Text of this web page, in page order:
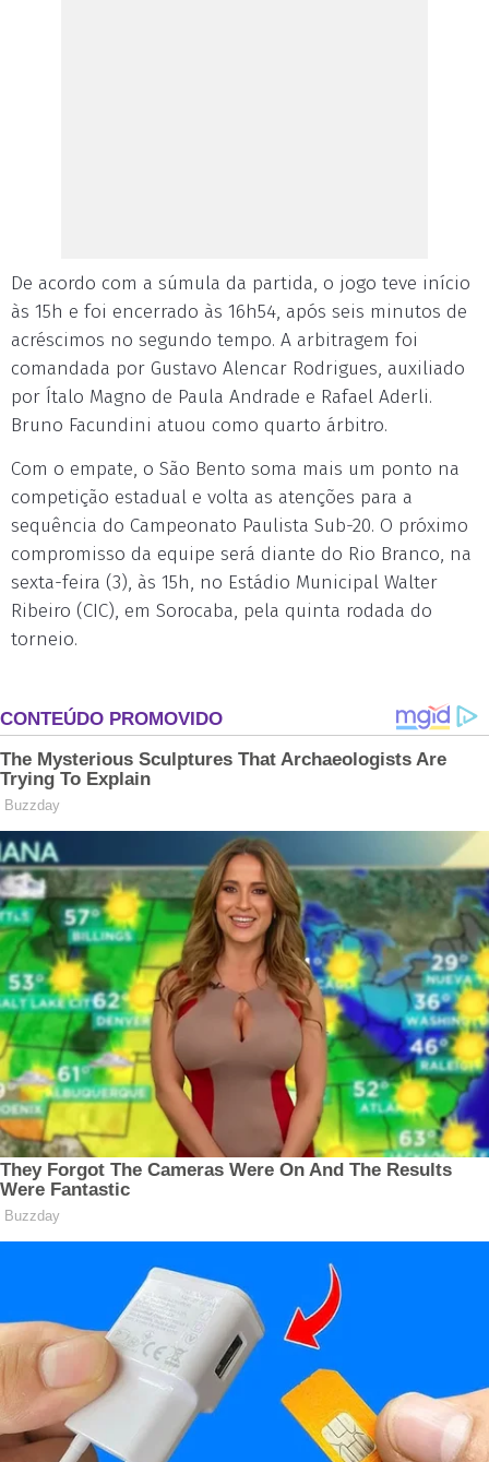
De acordo com a súmula da partida, o jogo teve início
às 15h e foi encerrado às 16h54, após seis minutos de
acréscimos no segundo tempo. A arbitragem foi
comandada por Gustavo Alencar Rodrigues, auxiliado
por Ítalo Magno de Paula Andrade e Rafael Aderli.
Bruno Facundini atuou como quarto árbitro.
Com o empate, o São Bento soma mais um ponto na
competição estadual e volta as atenções para a
sequência do Campeonato Paulista Sub-20. O próximo
compromisso da equipe será diante do Rio Branco, na
sexta-feira (3), às 15h, no Estádio Municipal Walter
Ribeiro (CIC), em Sorocaba, pela quinta rodada do
torneio.